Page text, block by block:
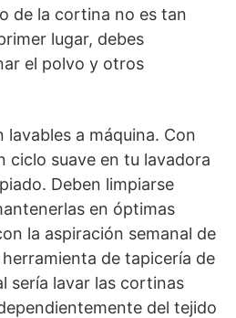
de la cortina no es tan
lugar, debes
el polvo y otros
a máquina. Con
ciclo suave en tu lavadora
Deben limpiarse
en óptimas
la aspiración semanal de
de tapicería de
sería lavar las cortinas
del tejido